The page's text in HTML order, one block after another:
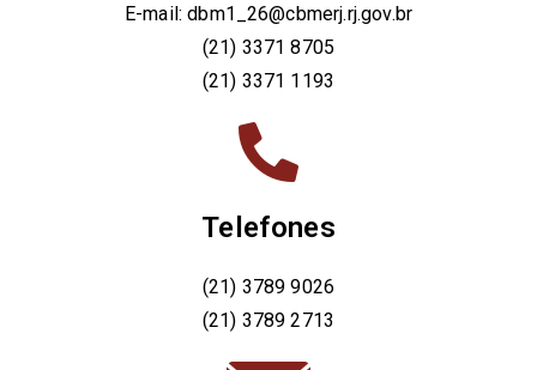
E-mail: dbm1_26@cbmerj.rj.gov.br
(21) 3371 8705
(21) 3371 1193
Telefones
(21) 3789 9026
(21) 3789 2713